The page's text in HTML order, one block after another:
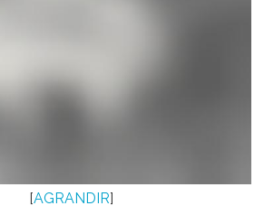
[AGRANDIR]